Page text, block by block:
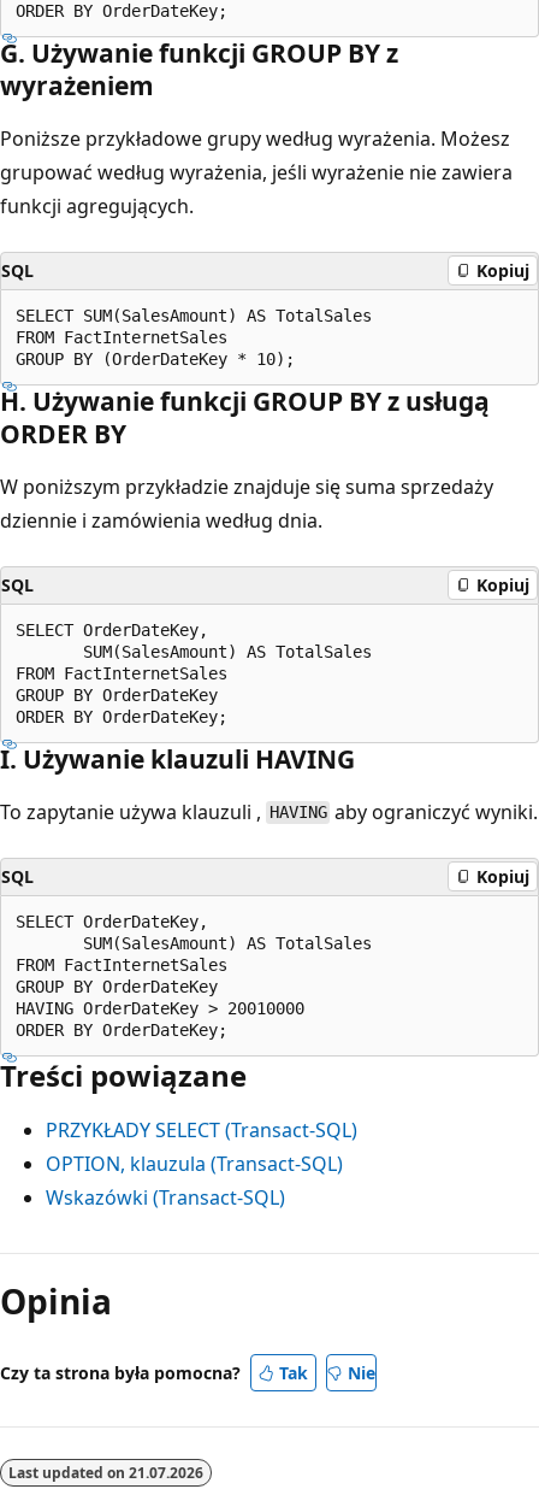
G. Używanie funkcji GROUP BY z
wyrażeniem
Poniższe przykładowe grupy według wyrażenia. Możesz
grupować według wyrażenia, jeśli wyrażenie nie zawiera
funkcji agregujących.
SQL Kopiuj
SELECT SUM(SalesAmount) AS TotalSales
FROM FactInternetSales
H. Używanie funkcji GROUP BY z usługą
ORDER BY
W poniższym przykładzie znajduje się suma sprzedaży
dziennie i zamówienia według dnia.
SQL Kopiuj
SELECT OrderDateKey,
       SUM(SalesAmount) AS TotalSales
FROM FactInternetSales
GROUP BY OrderDateKey
I. Używanie klauzuli HAVING
To zapytanie używa klauzuli , HAVING aby ograniczyć wyniki.
SQL Kopiuj
SELECT OrderDateKey,
       SUM(SalesAmount) AS TotalSales
FROM FactInternetSales
GROUP BY OrderDateKey
HAVING OrderDateKey > 20010000
Treści powiązane
PRZYKŁADY SELECT (Transact-SQL)
OPTION, klauzula (Transact-SQL)
Wskazówki (Transact-SQL)
Opinia
Czy ta strona była pomocna? Tak Nie
Last updated on 21.07.2026